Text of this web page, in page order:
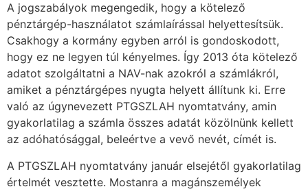
A jogszabályok megengedik, hogy a kötelező
pénztárgép-használatot számlaírással helyettesítsük.
Csakhogy a kormány egyben arról is gondoskodott,
hogy ez ne legyen túl kényelmes. Így 2013 óta kötelező
adatot szolgáltatni a NAV-nak azokról a számlákról,
amiket a pénztárgépes nyugta helyett állítunk ki. Erre
való az úgynevezett PTGSZLAH nyomtatvány, amin
gyakorlatilag a számla összes adatát közölnünk kellett
az adóhatósággal, beleértve a vevő nevét, címét is.
A PTGSZLAH nyomtatvány január elsejétől gyakorlatilag
értelmét vesztette. Mostanra a magánszemélyek